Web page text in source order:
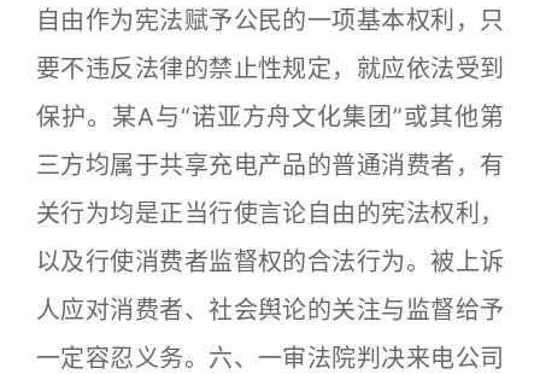
自由作为宪法赋予公民的一项基本权利，只
要不违反法律的禁止性规定，就应依法受到
保护。某A与“诺亚方舟文化集团”或其他第
三方均属于共享充电产品的普通消费者，有
关行为均是正当行使言论自由的宪法权利，
以及行使消费者监督权的合法行为。被上诉
人应对消费者、社会舆论的关注与监督给予
一定容忍义务。六、一审法院判决来电公司